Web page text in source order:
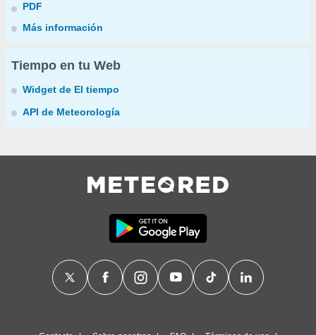
PDF
Más información
Tiempo en tu Web
Widget de El tiempo
API de Meteorología